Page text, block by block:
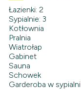
Łazienki: 2
Sypialnie: 3
Kotłownia
Pralnia
Wiatrołap
Gabinet
Sauna
Schowek
Garderoba w sypialni